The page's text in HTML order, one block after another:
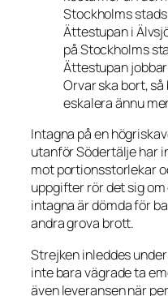
Stockholms
Ättestupan i
på Stockholms
Ättestupan
Orvar ska bort,
eskalera ännu
Intagna på en
utanför Södertälje har
mot portionsstorlekar
uppgifter rör det sig
intagna är dömda för
andra grova brott.
Strejken inleddes
inte bara vägrade ta
även leveransen när